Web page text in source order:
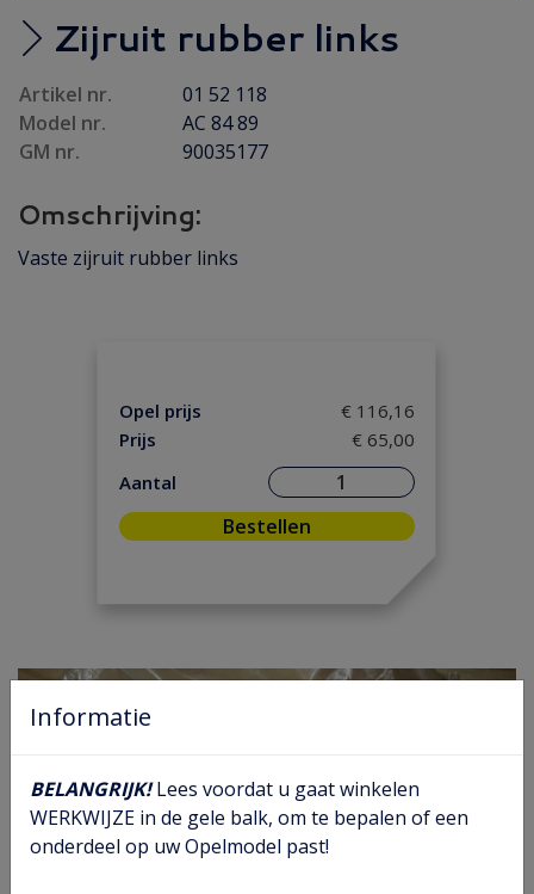
Brandstof / Uitlaat (145)
Bumper / Spoiler / Spiegel(84)
Carrosserie
(58)
Carrosserie plaatwerk
Emblemen / Sierlijsten
Folders/ Boeken/ Modellen
Motor / Koppeling
Motorpakking/ Keerring
Onderhoud(5)
Ontsteking(36)
Vooras/ Stuurinrichting(47)
Zijruit rubber links
Artikel nr.
01 52 118
Model nr.
AC 84 89
GM nr.
90035177
Omschrijving:
Vaste zijruit rubber links
Opel prijs
€ 116,16
Prijs
€ 65,00
Aantal
Bestellen
Informatie
BELANGRIJK!Lees voordat u gaat winkelen
WERKWIJZE in de gele balk, om te bepalen of een
onderdeel op uw Opelmodel past!